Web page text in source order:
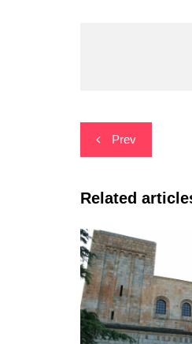
Navegació
d'entrades
Prev
Related